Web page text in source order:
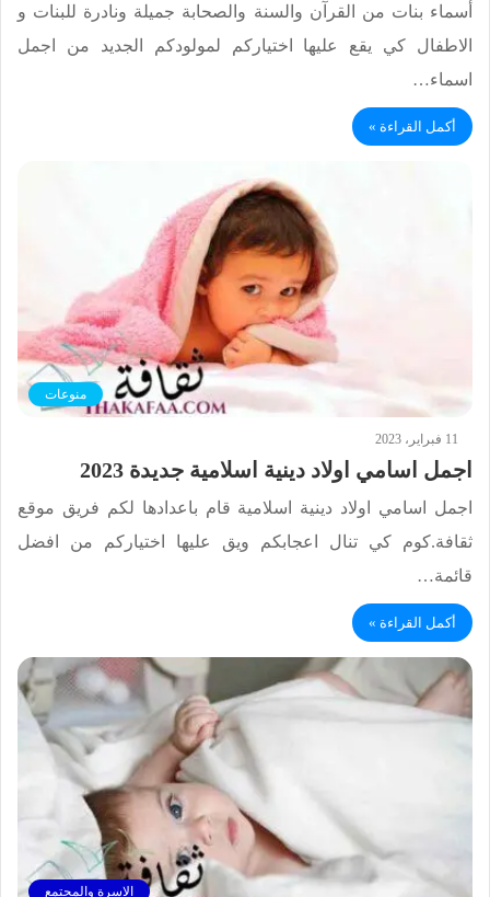
أسماء بنات من القرآن والسنة والصحابة جميلة ونادرة للبنات و
الاطفال كي يقع عليها اختياركم لمولودكم الجديد من اجمل
اسماء…
أكمل القراءة »
منوعات
11 فبراير، 2023
اجمل اسامي اولاد دينية اسلامية جديدة 2023
اجمل اسامي اولاد دينية اسلامية قام باعدادها لكم فريق موقع
ثقافة.كوم كي تنال اعجابكم ويق عليها اختياركم من افضل
قائمة…
أكمل القراءة »
الاسرة والمجتمع